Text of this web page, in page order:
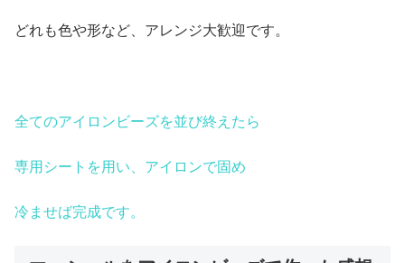
どれも色や形など、アレンジ大歓迎です。
全てのアイロンビーズを並び終えたら
専用シートを用い、アイロンで固め
冷ませば完成です。